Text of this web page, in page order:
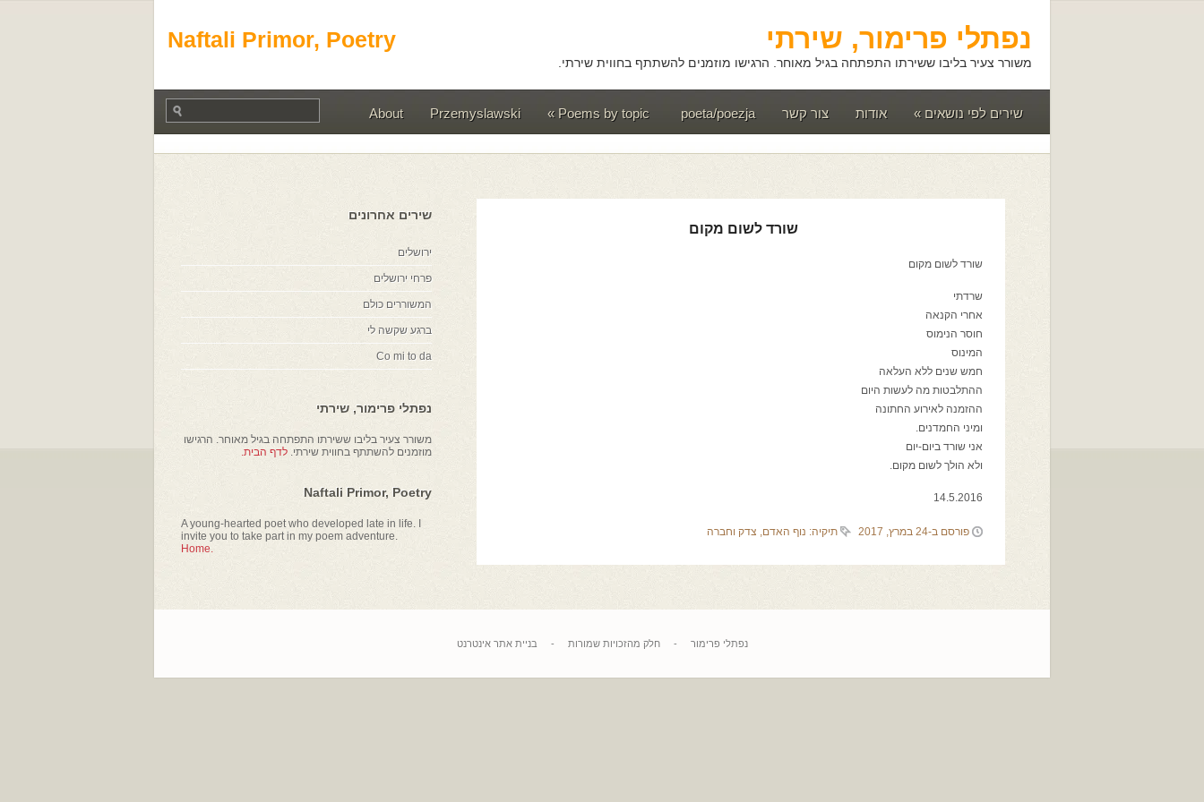
Naftali Primor, Poetry נפתלי פרימור, שירתי
משורר צעיר בליבו ששירתו התפתחה בגיל מאוחר. הרגישו מוזמנים להשתתף בחווית שירתי.
שירים לפי נושאים » אודות צור קשר poeta/poezja
Poems by topic
»
Przemyslawski
About
שורד לשום מקום
שורד לשום מקום
שרדתי
אחרי הקנאה
חוסר הנימוס
המינוס
חמש שנים ללא העלאה
ההתלבטות מה לעשות היום
ההזמנה לאירוע החתונה
ומיני החמדנים.
אני שורד ביום-יום
ולא הולך לשום מקום.
14.5.2016
פורסם ב-24 במרץ, 2017 תיקיה: נוף האדם, צדק וחברה
שירים אחרונים
ירושלים
פרחי ירושלים
המשוררים כולם
ברגע שקשה לי
Co mi to da
נפתלי פרימור, שירתי
משורר צעיר בליבו ששירתו התפתחה בגיל מאוחר. הרגישו
מוזמנים להשתתף בחווית שירתי. לדף הבית.
Naftali Primor, Poetry
A young-hearted poet who developed late in life. I
invite you to take part in my poem adventure.
Home.
נפתלי פרימור -חלק מהזכויות שמורות - בניית אתר אינטרנט